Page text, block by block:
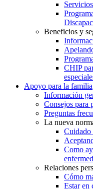
Beneficios y
CHIP
Apoyo para la familia
Información
Consejos para
Preguntas
La nueva
Cuidado
Como
Relaciones
Cómo
Estar en